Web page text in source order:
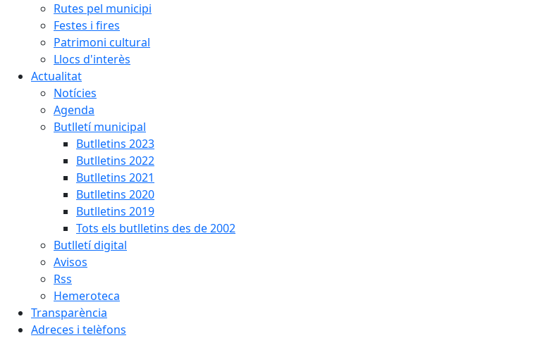
Rutes pel municipi
Festes i fires
Patrimoni cultural
Llocs d'interès
Actualitat
Notícies
Agenda
Butlletí municipal
Butlletins 2023
Butlletins 2022
Butlletins 2021
Butlletins 2020
Butlletins 2019
Tots els butlletins des de 2002
Butlletí digital
Avisos
Rss
Hemeroteca
Transparència
Adreces i telèfons